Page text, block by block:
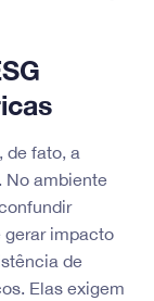
de fato, a
No ambiente
impacto
de
Elas exigem